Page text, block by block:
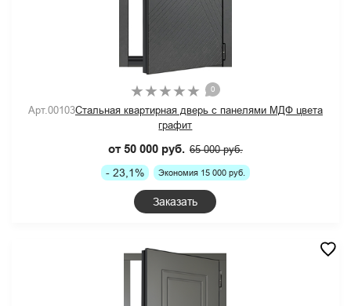
0
Арт.00103Стальная квартирная дверь с панелями МДФ цвета
графит
от 50 000 руб. 65 000 руб.
- 23,1% Экономия 15 000 руб.
Заказать